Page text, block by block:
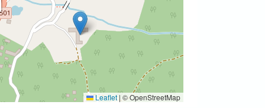
Leaflet | © OpenStreetMap